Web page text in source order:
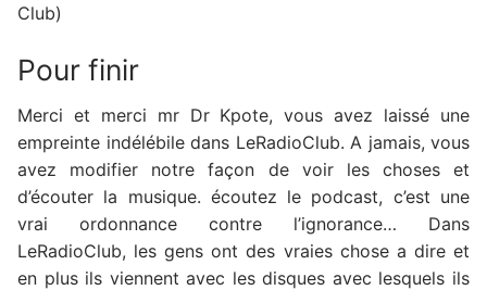
Club)
Pour finir
Merci et merci mr Dr Kpote, vous avez laissé une
empreinte indélébile dans LeRadioClub. A jamais, vous
avez modifier notre façon de voir les choses et
d’écouter la musique. écoutez le podcast, c’est une
vrai ordonnance contre l’ignorance… Dans
LeRadioClub, les gens ont des vraies chose a dire et
en plus ils viennent avec les disques avec lesquels ils